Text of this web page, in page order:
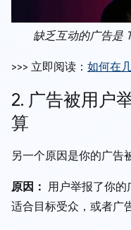
缺乏互动的广告是
>>> 立即阅读： 如何在
2. 广告被用户
算
另一个原因是你的广告
原因： 用户举报了你的
适合目标受众，或者广